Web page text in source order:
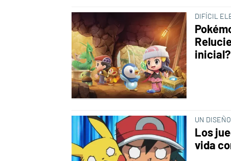
DIFÍCIL
inicial?
UN
Los
vida